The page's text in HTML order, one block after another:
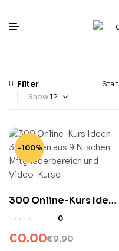
Filter
Show
-100%
300 Online-Kurs Ideen
– 300 Ideen aus 9
Mitgliederbereich und
0
€9.90
€0.00